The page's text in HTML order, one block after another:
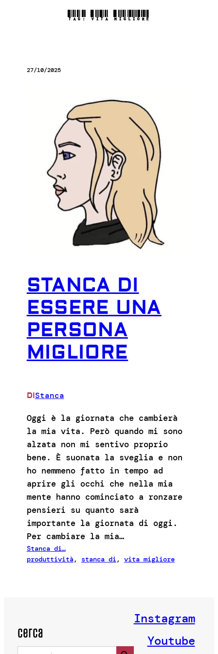
TAG:VITA MIGLIORE
27/10/2025
STANCA DI
ESSERE UNA
PERSONA
MIGLIORE
DIStanca
Oggi è la giornata che cambierà
la mia vita. Però quando mi sono
alzata non mi sentivo proprio
bene. È suonata la sveglia e non
ho nemmeno fatto in tempo ad
aprire gli occhi che nella mia
mente hanno cominciato a ronzare
pensieri su quanto sarà
importante la giornata di oggi.
Per cambiare la mia…
Stanca di…
produttività, stanca di, vita migliore
cerca
Search Search Button
Instagram
Youtube